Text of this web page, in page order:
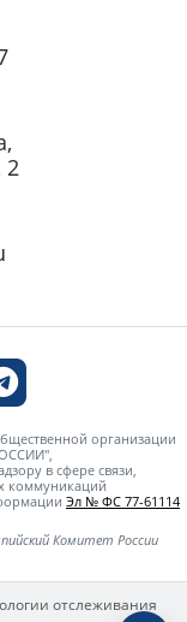
2
организации
в сфере связи,
коммуникаций
Эл № ФС 77-61114
Комитет России
отслеживания